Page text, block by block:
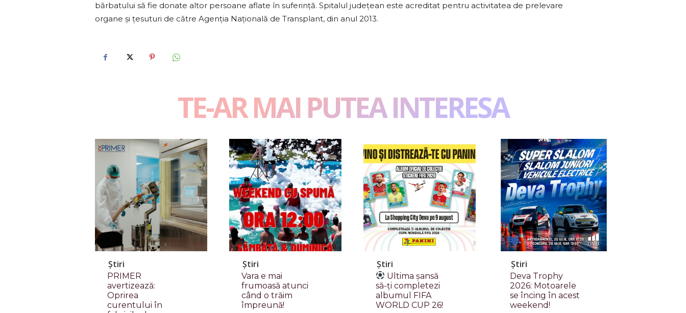
bărbatului să fie donate altor persoane aflate în suferinţă. Spitalul județean este acreditat pentru activitatea de prelevare
organe şi ţesuturi de către Agenţia Naţională de Transplant, din anul 2013.
TE-AR MAI PUTEA INTERESA
Știri
PRIMER
avertizează:
Oprirea
curentului în
Știri
Vara e mai
frumoasă atunci
când o trăim
împreună!
Știri
Ultima șansă
să-ți completezi
albumul FIFA
WORLD CUP 26!
Știri
Deva Trophy
2026: Motoarele
se încing în acest
weekend!